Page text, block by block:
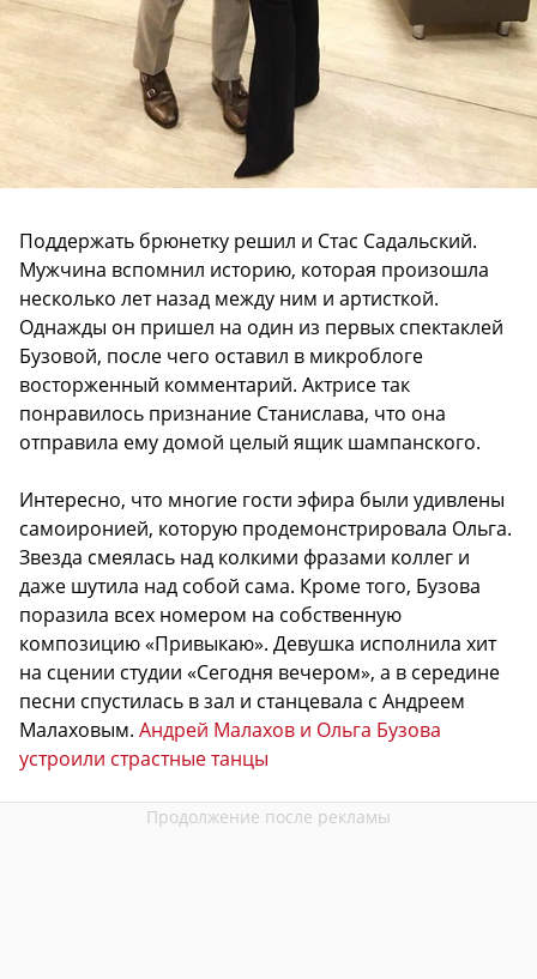
Поддержать брюнетку решил и Стас Садальский.
Мужчина вспомнил историю, которая произошла
несколько лет назад между ним и артисткой.
Однажды он пришел на один из первых спектаклей
Бузовой, после чего оставил в микроблоге
восторженный комментарий. Актрисе так
понравилось признание Станислава, что она
отправила ему домой целый ящик шампанского.
Интересно, что многие гости эфира были удивлены
самоиронией, которую продемонстрировала Ольга.
Звезда смеялась над колкими фразами коллег и
даже шутила над собой сама. Кроме того, Бузова
поразила всех номером на собственную
композицию «Привыкаю». Девушка исполнила хит
на сцении студии «Сегодня вечером», а в середине
песни спустилась в зал и станцевала с Андреем
Малаховым. Андрей Малахов и Ольга Бузова
устроили страстные танцы